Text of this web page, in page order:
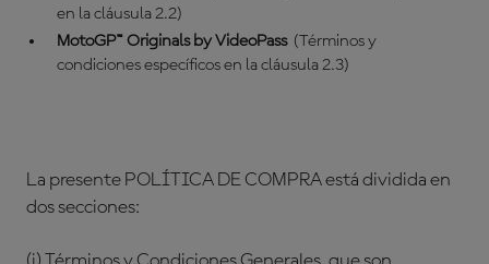
en la cláusula 2.2)
MotoGP™ Originals by VideoPass (Términos y
condiciones específicos en la cláusula 2.3)
La presente POLÍTICA DE COMPRA está dividida en
dos secciones: